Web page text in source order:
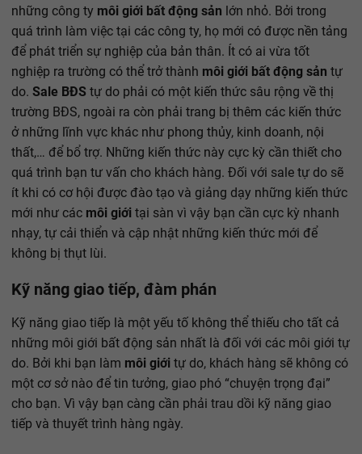
những công ty môi giới bất động sản lớn nhỏ. Bởi trong
quá trình làm việc tại các công ty, họ mới có được nền tảng
để phát triển sự nghiệp của bản thân. Ít có ai vừa tốt
nghiệp ra trường có thể trở thành môi giới bất động sản tự
do. Sale BĐS tự do phải có một kiến thức sâu rộng về thị
trường BĐS, ngoài ra còn phải trang bị thêm các kiến thức
ở những lĩnh vực khác như phong thủy, kinh doanh, nội
thất,… để bổ trợ. Những kiến thức này cực kỳ cần thiết cho
quá trình bạn tư vấn cho khách hàng. Đối với sale tự do sẽ
ít khi có cơ hội được đào tạo và giảng dạy những kiến thức
mới như các môi giới tại sàn vì vậy bạn cần cực kỳ nhanh
nhạy, tự cải thiển và cập nhật những kiến thức mới để
không bị thụt lùi.
Kỹ năng giao tiếp, đàm phán
Kỹ năng giao tiếp là một yếu tố không thể thiếu cho tất cả
những môi giới bất động sản nhất là đối với các môi giới tự
do. Bởi khi bạn làm môi giới tự do, khách hàng sẽ không có
một cơ sở nào để tin tưởng, giao phó “chuyện trọng đại”
cho bạn. Vì vậy bạn càng cần phải trau dồi kỹ năng giao
tiếp và thuyết trình hàng ngày.